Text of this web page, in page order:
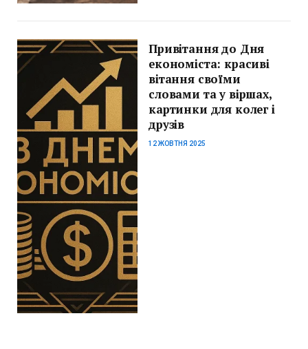
Привітання до Дня
економіста: красиві
вітання своїми
словами та у віршах,
картинки для колег і
друзів
12 ЖОВТНЯ 2025